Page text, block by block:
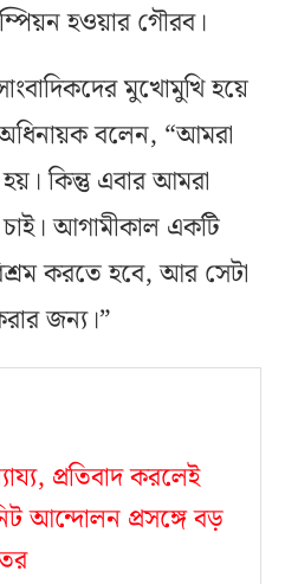
হওয়ার গৌরব।
মুখোমুখি হয়ে
বলেন, “আমরা
কিন্তু এবার আমরা
আগামীকাল একটি
করতে হবে, আর সেটা
জন্য।”
প্রতিবাদ করলেই
আন্দোলন প্রসঙ্গে বড়